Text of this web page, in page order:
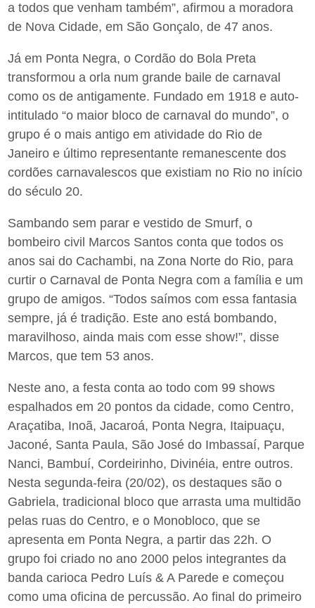
a todos que venham também”, afirmou a moradora
de Nova Cidade, em São Gonçalo, de 47 anos.
Já em Ponta Negra, o Cordão do Bola Preta
transformou a orla num grande baile de carnaval
como os de antigamente. Fundado em 1918 e auto-
intitulado “o maior bloco de carnaval do mundo”, o
grupo é o mais antigo em atividade do Rio de
Janeiro e último representante remanescente dos
cordões carnavalescos que existiam no Rio no início
do século 20.
Sambando sem parar e vestido de Smurf, o
bombeiro civil Marcos Santos conta que todos os
anos sai do Cachambi, na Zona Norte do Rio, para
curtir o Carnaval de Ponta Negra com a família e um
grupo de amigos. “Todos saímos com essa fantasia
sempre, já é tradição. Este ano está bombando,
maravilhoso, ainda mais com esse show!”, disse
Marcos, que tem 53 anos.
Neste ano, a festa conta ao todo com 99 shows
espalhados em 20 pontos da cidade, como Centro,
Araçatiba, Inoã, Jacaroá, Ponta Negra, Itaipuaçu,
Jaconé, Santa Paula, São José do Imbassaí, Parque
Nanci, Bambuí, Cordeirinho, Divinéia, entre outros.
Nesta segunda-feira (20/02), os destaques são o
Gabriela, tradicional bloco que arrasta uma multidão
pelas ruas do Centro, e o Monobloco, que se
apresenta em Ponta Negra, a partir das 22h. O
grupo foi criado no ano 2000 pelos integrantes da
banda carioca Pedro Luís & A Parede e começou
como uma oficina de percussão. Ao final do primeiro